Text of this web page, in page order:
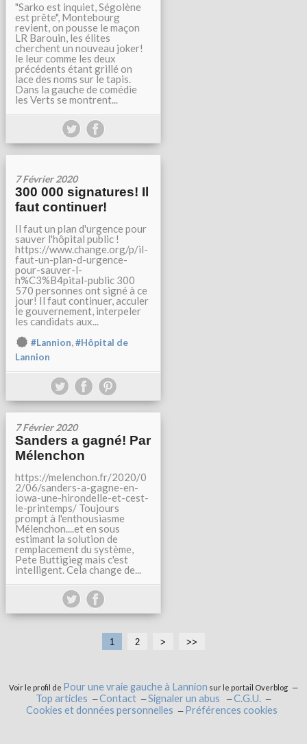
"Sarko est inquiet, Ségolène
est prête", Montebourg
revient, on pousse le maçon
LR Barouin, les élites
cherchent un nouveau joker!
le leur comme les deux
précédents étant grillé on
lace des noms sur le tapis.
Dans la gauche de comédie
les Verts se montrent...
7 Février 2020
300 000 signatures! Il
faut continuer!
Il faut un plan d'urgence pour
sauver l'hôpital public !
https://www.change.org/p/il-
faut-un-plan-d-urgence-
pour-sauver-l-
h%C3%B4pital-public 300
570 personnes ont signé à ce
jour! Il faut continuer, acculer
le gouvernement, interpeler
les candidats aux...
#Lannion,#Hôpital de
Lannion
7 Février 2020
Sanders a gagné! Par
Mélenchon
https://melenchon.fr/2020/0
2/06/sanders-a-gagne-en-
iowa-une-hirondelle-et-cest-
le-printemps/ Toujours
prompt à l'enthousiasme
Mélenchon....et en sous
estimant la solution de
remplacement du système,
Pete Buttigieg mais c'est
intelligent. Cela change de...
1 2 > >>
Voir le profil de Pour une vraie gauche à Lannion sur le portail Overblog
Top articles Contact Signaler un abus
C.G.U.
Cookies et données personnelles
Préférences cookies